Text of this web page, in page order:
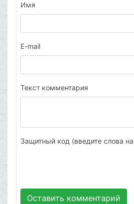
Имя
E-mail
Текст комментария
Защитный код (введите слова
Оставить комментарий